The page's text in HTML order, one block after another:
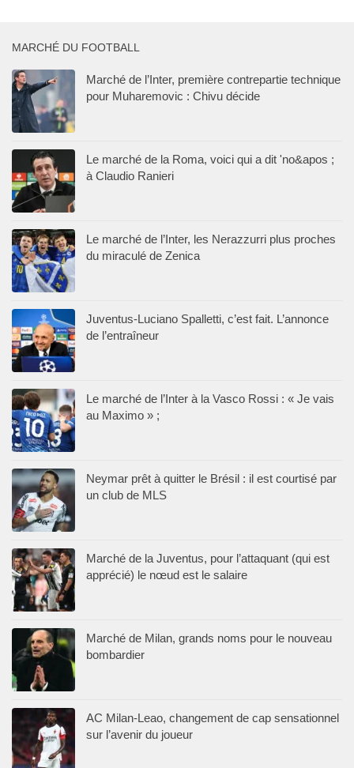
MARCHÉ DU FOOTBALL
Marché de l’Inter, première contrepartie technique
pour Muharemovic : Chivu décide
Le marché de la Roma, voici qui a dit 'no&apos ;
à Claudio Ranieri
Le marché de l’Inter, les Nerazzurri plus proches
du miraculé de Zenica
Juventus-Luciano Spalletti, c’est fait. L’annonce
de l’entraîneur
Le marché de l’Inter à la Vasco Rossi : « Je vais
au Maximo » ;
Neymar prêt à quitter le Brésil : il est courtisé par
un club de MLS
Marché de la Juventus, pour l’attaquant (qui est
apprécié) le nœud est le salaire
Marché de Milan, grands noms pour le nouveau
bombardier
AC Milan-Leao, changement de cap sensationnel
sur l’avenir du joueur